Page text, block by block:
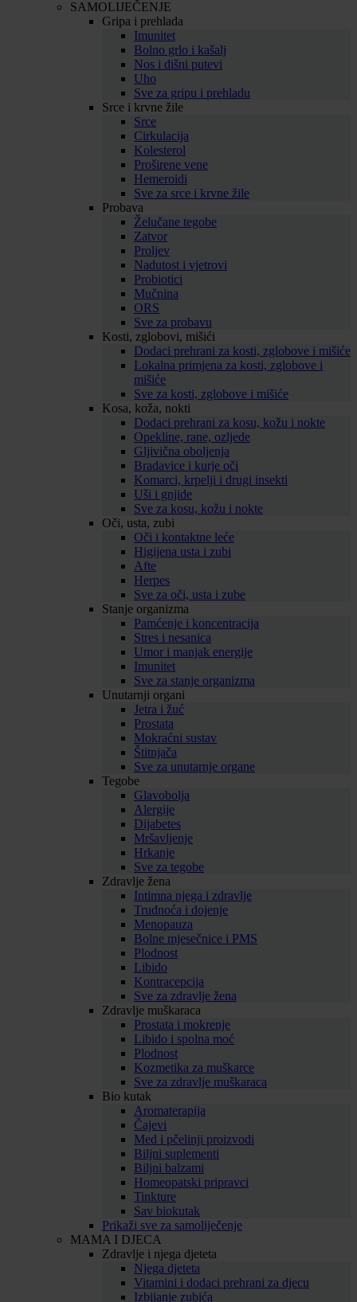
SAMOLIJEČENJE
Gripa i prehlada
Imunitet
Bolno grlo i kašalj
Nos i dišni putevi
Uho
Sve za gripu i prehladu
Srce i krvne žile
Srce
Cirkulacija
Kolesterol
Proširene vene
Hemeroidi
Sve za srce i krvne žile
Probava
Želučane tegobe
Zatvor
Proljev
Nadutost i vjetrovi
Probiotici
Mučnina
ORS
Sve za probavu
Kosti, zglobovi, mišići
Dodaci prehrani za kosti, zglobove i mišiće
Lokalna primjena za kosti, zglobove i
mišiće
Sve za kosti, zglobove i mišiće
Kosa, koža, nokti
Dodaci prehrani za kosu, kožu i nokte
Opekline, rane, ozljede
Gljivična oboljenja
Bradavice i kurje oči
Komarci, krpelji i drugi insekti
Uši i gnjide
Sve za kosu, kožu i nokte
Oči, usta, zubi
Oči i kontaktne leće
Higijena usta i zubi
Afte
Herpes
Sve za oči, usta i zube
Stanje organizma
Pamćenje i koncentracija
Stres i nesanica
Umor i manjak energije
Imunitet
Sve za stanje organizma
Unutarnji organi
Jetra i žuć
Prostata
Mokraćni sustav
Štitnjača
Sve za unutarnje organe
Tegobe
Glavobolja
Alergije
Dijabetes
Mršavljenje
Hrkanje
Sve za tegobe
Zdravlje žena
Intimna njega i zdravlje
Trudnoća i dojenje
Menopauza
Bolne mjesečnice i PMS
Plodnost
Libido
Kontracepcija
Sve za zdravlje žena
Zdravlje muškaraca
Prostata i mokrenje
Libido i spolna moć
Plodnost
Kozmetika za muškarce
Sve za zdravlje muškaraca
Bio kutak
Aromaterapija
Čajevi
Med i pčelinji proizvodi
Biljni suplementi
Biljni balzami
Homeopatski pripravci
Tinkture
Sav biokutak
Prikaži sve za samoliječenje
MAMA I DJECA
Zdravlje i njega djeteta
Njega djeteta
Vitamini i dodaci prehrani za djecu
Izbijanje zubića